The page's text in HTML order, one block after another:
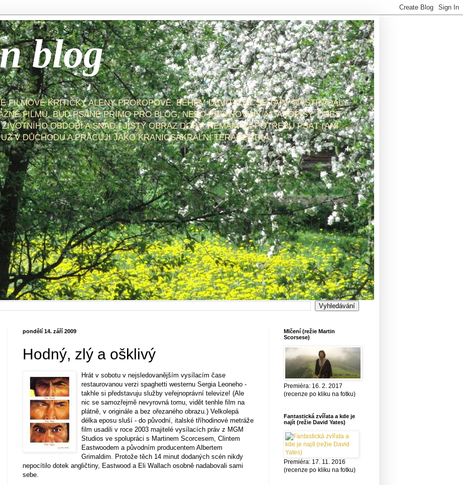
blog
FILMOVÉ KRITIČKY ALENY PROKOPOVÉ. BĚHEM DEVÍTI LET SE TADY NASTŘÁDALY
FILMU, BUĎ PSANÉ PŘÍMO PRO BLOG, NEBO PRO NOVINY A ČASOPISY. DNES
OBDOBÍ A SNAD I JISTÝ OBRAZ DOBY. NEMÁM UŽ POTŘEBU PSÁT (ANI
V DŮCHODU A PRACUJI JAKO KRANIOSAKRÁLNÍ TERAPEUTKA.
pondělí 14. září 2009
Hodný, zlý a ošklivý
Hrát v sobotu v nejsledovanějším vysílacím čase
restaurovanou verzi spaghetti westernu Sergia Leoneho -
takhle si představuju služby veřejnoprávní televize! (Ale
nic se samozřejmě nevyrovná tomu, vidět tenhle film na
plátně, v originále a bez ořezaného obrazu.) Velkolepá
délka eposu sluší - do původní, italské tříhodinové metráže
film usadili v roce 2003 majitelé vysílacích práv z MGM
Studios ve spolupráci s Martinem Scorcesem, Clintem
Eastwoodem a původním producentem Albertem
Grimaldim. Protože těch 14 minut dodaných scén nikdy
nepocítilo dotek angličtiny, Eastwood a Eli Wallach osobně nadabovali sami
sebe.
Mlčení (režie Martin
Scorsese)
Premiéra: 16. 2. 2017
(recenze po kliku na fotku)
Fantastická zvířata a kde je
najít (režie David Yates)
Premiéra: 17. 11. 2016
(recenze po kliku na fotku)